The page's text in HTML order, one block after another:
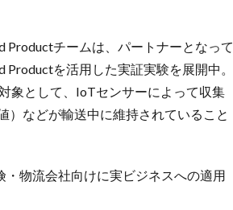
Productチームは、パートナーとなって
を活用した実証実験を展開中。
象として、IoTセンサーによって収集
）などが輸送中に維持されていること
物流会社向けに実ビジネスへの適用